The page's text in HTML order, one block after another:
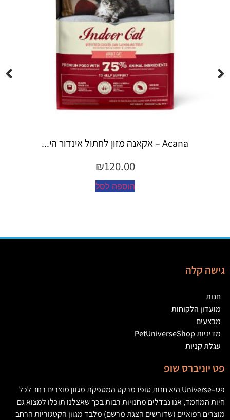
Espree – שמפו 355 מ"ל יערות ה...
₪45.00
הוספה לסל
גישה קלה
חנות
מועדון הלקוחות
מבצעים
מדיניות PetUniverseShop
עגלת קניות
פט יוניברס שופ
פט–
Universe היא חנות סופרמרקט המספקת מגוון מוצרים רחב לכל
חיות המחמד,אנו נבדלים מחנויות רבות בכך שאצלנו תוכלו למצוא גם
מוצרים רפואיים (שדורשים הצגת מרשם) מלבד מגוון הקטגוריות הרחב